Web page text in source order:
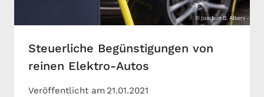
Steuerliche Begünstigungen von
reinen Elektro-Autos
Veröffentlicht am 21.01.2021